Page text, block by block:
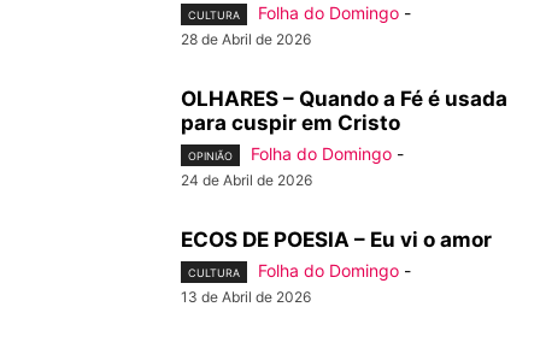
CULTURA Folha do Domingo -
28 de Abril de 2026
OLHARES – Quando a Fé é usada
para cuspir em Cristo
OPINIÃO Folha do Domingo -
24 de Abril de 2026
ECOS DE POESIA – Eu vi o amor
CULTURA Folha do Domingo -
13 de Abril de 2026